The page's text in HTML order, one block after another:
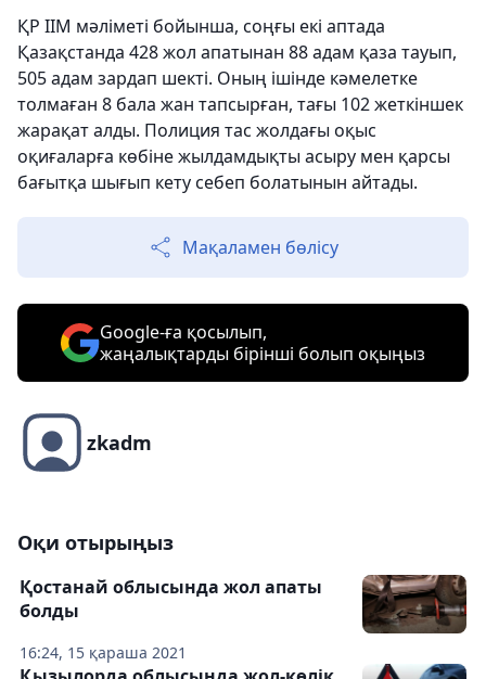
ҚР ІІМ мәліметі бойынша, соңғы екі аптада
Қазақстанда 428 жол апатынан 88 адам қаза тауып,
505 адам зардап шекті. Оның ішінде кәмелетке
толмаған 8 бала жан тапсырған, тағы 102 жеткіншек
жарақат алды. Полиция тас жолдағы оқыс
оқиғаларға көбіне жылдамдықты асыру мен қарсы
бағытқа шығып кету себеп болатынын айтады.
Мақаламен бөлісу
Google-ға қосылып,
жаңалықтарды бірінші болып оқыңыз
zkadm
Оқи отырыңыз
16:24, 15 қараша 2021
Қостанай облысында жол апаты
болды